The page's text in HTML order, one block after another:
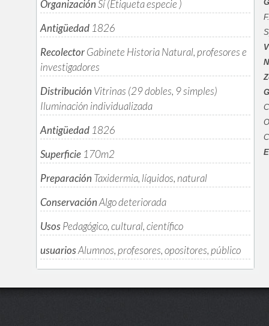
OrganizaciónSí (Etiqueta especie )
Antigüedad 1826
RecolectorGabinete Historia Natural, profesores e
investigadores
Distribución Vitrinas (29 dobles, 9 simples)
Iluminación individualizada
Antigüedad 1826
Superficie 170m2
Preparación Taxidermia, líquidos, natural
ConservaciónAlgo deteriorada
UsosPedagógico, cultural, científico
usuariosAlumnos, profesores, opositores, público